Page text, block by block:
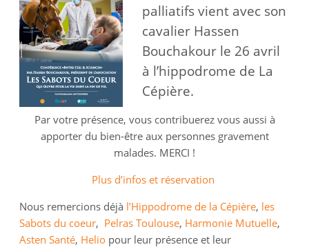
palliatifs vient avec son
cavalier Hassen
Bouchakour le 26 avril
à l’hippodrome de La
Cépière.
Par votre présence, vous contribuerez vous aussi à
apporter du bien-être aux personnes gravement
malades. MERCI !
Plus d’infos et réservation
Nous remercions déjà l’Hippodrome de la Cépière, les
Sabots du coeur, Pelras Toulouse, Harmonie Mutuelle,
Asten Santé, Heliopour leur présence et leur